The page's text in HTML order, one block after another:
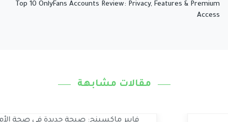
Top 10 OnlyFans Accounts Review: Privacy, Features & Premium
Access
مقالات مشابهة